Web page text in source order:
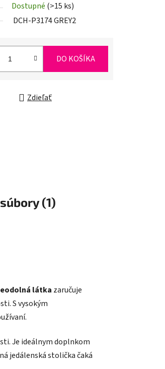
Dostupné (>15 ks)
DCH-P3174 GREY2
DO KOŠÍKA
Zdieľať
(1)
látka zaručuje
S vysokým
Je ideálnym doplnkom
jedálenská stolička čaká